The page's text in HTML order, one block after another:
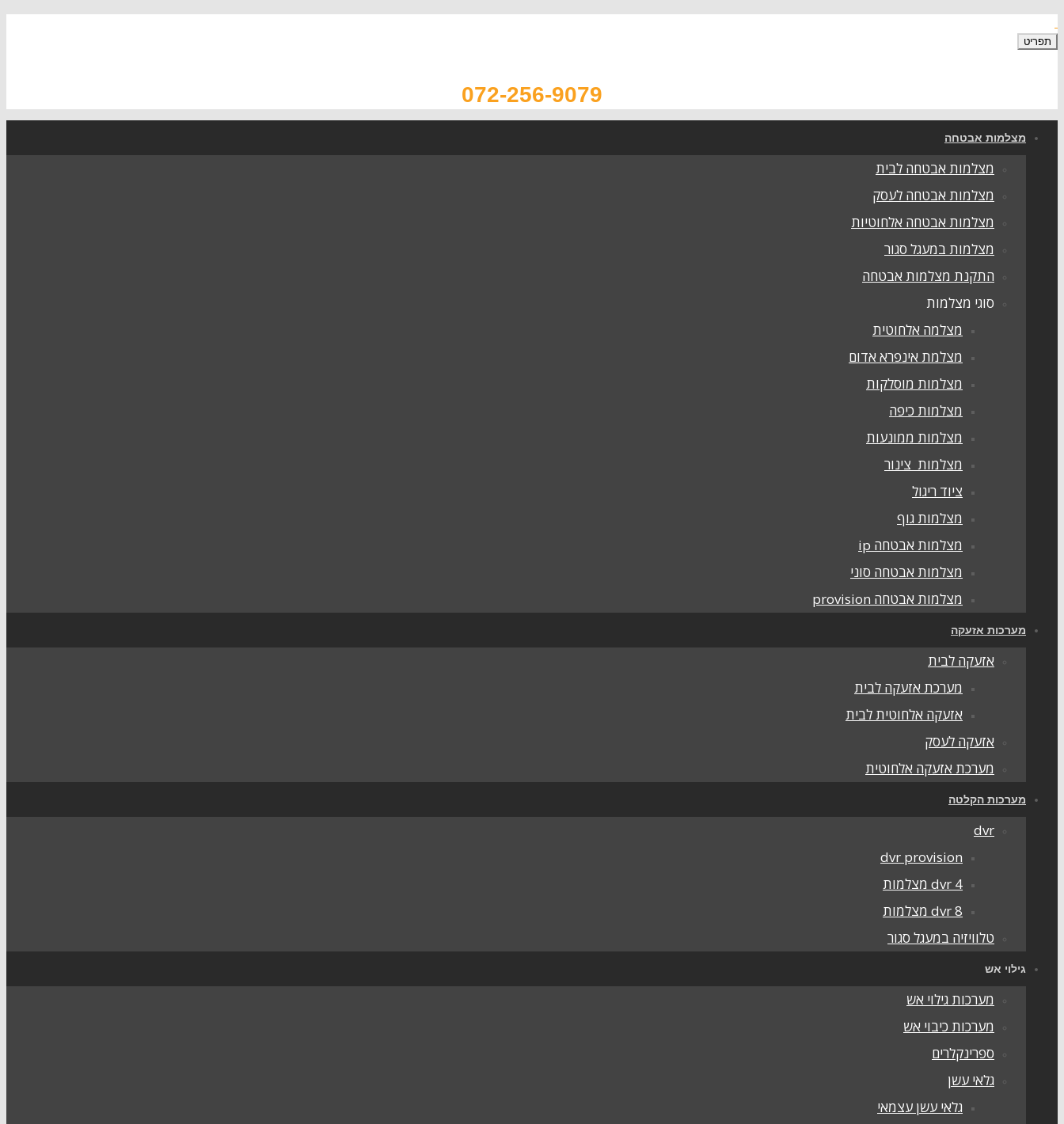
תפריט
072-256-9079
מצלמות אבטחה
מצלמות אבטחה לבית
מצלמות אבטחה לעסק
מצלמות אבטחה אלחוטיות
מצלמות במעגל סגור
התקנת מצלמות אבטחה
סוגי מצלמות
מצלמה אלחוטית
מצלמת אינפרא אדום
מצלמות מוסלקות
מצלמות כיפה
מצלמות ממונעות
מצלמות צינור
ציוד ריגול
מצלמות גוף
מצלמות אבטחה ip
מצלמות אבטחה סוני
מצלמות אבטחה provision
מערכות אזעקה
אזעקה לבית
מערכת אזעקה לבית
אזעקה אלחוטית לבית
אזעקה לעסק
מערכת אזעקה אלחוטית
מערכות הקלטה
dvr
dvr provision
dvr 4 מצלמות
dvr 8 מצלמות
טלוויזיה במעגל סגור
גילוי אש
מערכות גילוי אש
מערכות כיבוי אש
ספרינקלרים
גלאי עשן
גלאי עשן עצמאי